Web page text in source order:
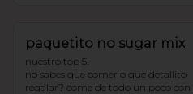
todo endulzado con alulosa.
paquetito no sugar mix
nuestro top 5!
no sabes que comer o que detallito
regalar? come de todo un poco con